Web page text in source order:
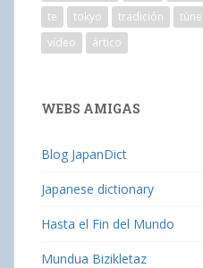
te
tokyo tradición
vídeo
ártico
WEBS AMIGAS
Blog JapanDict
Japanese dictionary
Hasta el Fin del Mundo
Mundua Bizikletaz